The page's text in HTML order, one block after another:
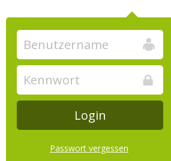
Passwort vergessen